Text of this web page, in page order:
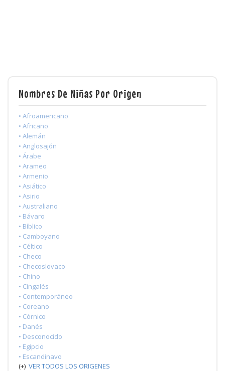
Nombres De Niñas Por Origen
• Afroamericano
• Africano
• Alemán
• Anglosajón
• Árabe
• Arameo
• Armenio
• Asiático
• Asirio
• Australiano
• Bávaro
• Bíblico
• Camboyano
• Céltico
• Checo
• Checoslovaco
• Chino
• Cingalés
• Contemporáneo
• Coreano
• Córnico
• Danés
• Desconocido
• Egipcio
• Escandinavo
(+) VER TODOS LOS ORIGENES